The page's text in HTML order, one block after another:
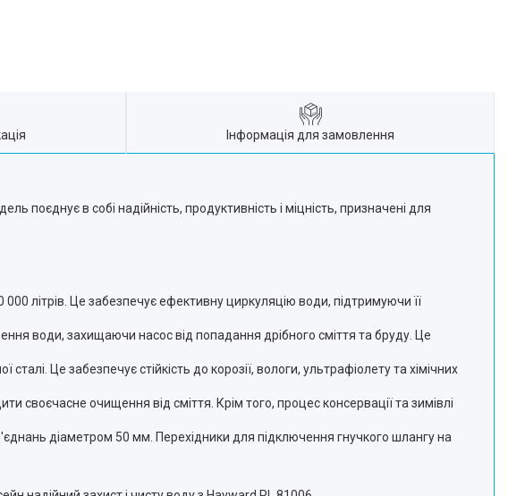
Інформація для замовлення
в собі надійність, продуктивність і міцність, призначені для
літрів. Це забезпечує ефективну циркуляцію води, підтримуючи її
води, захищаючи насос від попадання дрібного сміття та бруду. Це
Це забезпечує стійкість до корозії, вологи, ультрафіолету та хімічних
своєчасне очищення від сміття. Крім того, процес консервації та зимівлі
діаметром 50 мм. Перехідники для підключення гнучкого шлангу на